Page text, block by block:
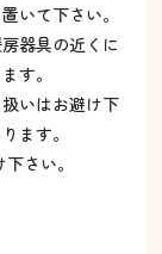
いて下さい。
器具の近くに
す。
いはお避け下
ます。
さい。